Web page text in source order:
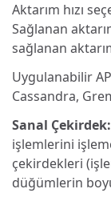
Aktarım hızı
Sağlanan
sağlanan
Uygulanabilir
Cassandra,
Sanal Çekirdek:
işlemlerini
çekirdekleri
düğümlerin